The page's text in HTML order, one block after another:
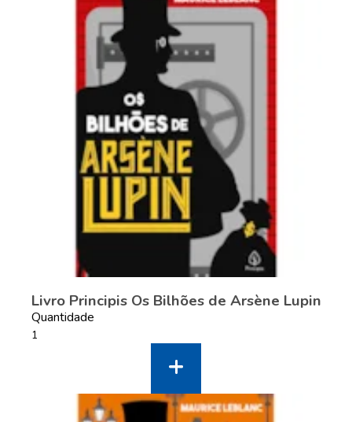
Livro Principis Os Bilhões de Arsène Lupin
Quantidade